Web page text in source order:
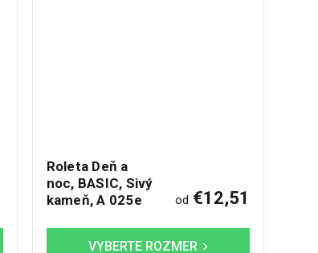
Roleta Deň a
noc, BASIC, Sivý
kameň, A 025e
od €12,51